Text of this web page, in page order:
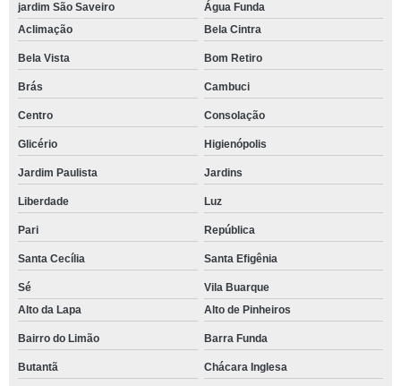
jardim São Saveiro
Água Funda
Aclimação
Bela Cintra
Bela Vista Bom Retiro
Brás Cambuci
Centro Consolação
Glicério Higienópolis
Jardim Paulista Jardins
Liberdade Luz
Pari República
Santa Cecília Santa Efigênia
Sé
Vila Buarque
Alto da Lapa
Alto de Pinheiros
Bairro do Limão Barra Funda
Butantã Chácara Inglesa